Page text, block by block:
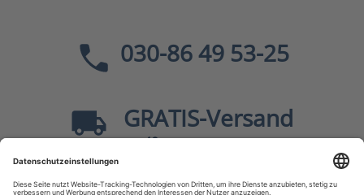
030-86 49 53-25
GRATIS-Versand
40
Sicher dank SSL